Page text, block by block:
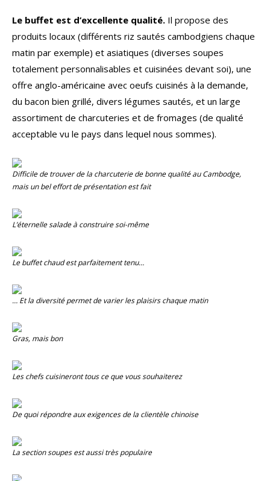
Le buffet est d’excellente qualité. Il propose des
produits locaux (différents riz sautés cambodgiens chaque
matin par exemple) et asiatiques (diverses soupes
totalement personnalisables et cuisinées devant soi), une
offre anglo-américaine avec oeufs cuisinés à la demande,
du bacon bien grillé, divers légumes sautés, et un large
assortiment de charcuteries et de fromages (de qualité
acceptable vu le pays dans lequel nous sommes).
Difficile de trouver de la charcuterie de bonne qualité au Cambodge,
mais un bel effort de présentation est fait
L’éternelle salade à construire soi-même
Le buffet chaud est parfaitement tenu…
… Et la diversité permet de varier les plaisirs chaque matin
Gras, mais bon
Les chefs cuisineront tous ce que vous souhaiterez
De quoi répondre aux exigences de la clientèle chinoise
La section soupes est aussi très populaire